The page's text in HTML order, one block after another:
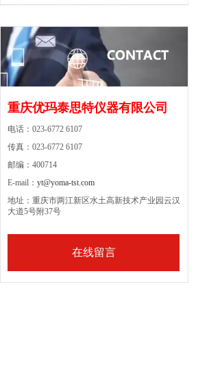
重庆优玛泰思特仪器有限公司
电话：023-6772 6107
传真：023-6772 6107
邮编：400714
E-mail： yt@yoma-tst.com
地址：重庆市两江新区水土高新技术产业园云汉
大道5号附37号
在线留言